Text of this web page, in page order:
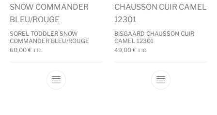
SOREL TODDLER SNOW
COMMANDER BLEU/ROUGE
60,00€ TTC
Ce produit a plusieurs variations. Les
BISGAARD CHAUSSON CUIR
CAMEL 12301
49,00 € TTC
Ce produit a